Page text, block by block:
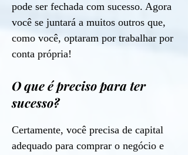
pode ser fechada com sucesso. Agora
você se juntará a muitos outros que,
como você, optaram por trabalhar por
conta própria!
O que é preciso para ter
sucesso?
Certamente, você precisa de capital
adequado para comprar o negócio e